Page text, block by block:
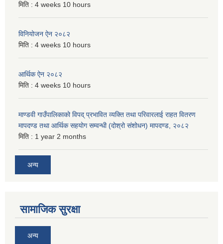
मिति : 4 weeks 10 hours
विनियोजन ऐन २०८२
मिति : 4 weeks 10 hours
आर्थिक ऐन २०८२
मिति : 4 weeks 10 hours
माण्डवी गाउँपालिकाको विपद् प्रभावित व्यक्ति तथा परिवारलाई राहत वितरण
मापदण्ड तथा आर्थिक सहयोग सम्वन्धी (दोश्रो संशोधन) मापदण्ड, २०८२
मिति : 1 year 2 months
अन्य
सामाजिक सुरक्षा
अन्य